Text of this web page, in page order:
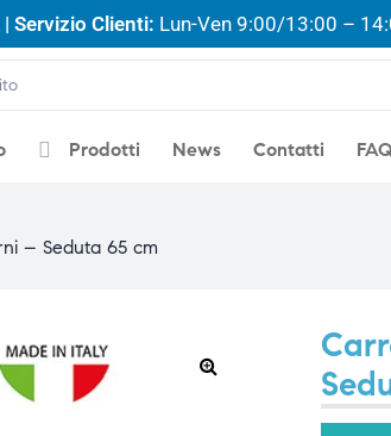
Servizio Clienti: Lun-Ven 9:00/13:00 –
Prodotti News Contatti
– Seduta 65 cm